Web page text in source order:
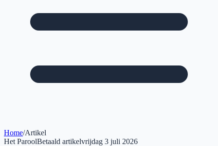
Home/Artikel
Het ParoolBetaald artikelvrijdag 3 juli 2026